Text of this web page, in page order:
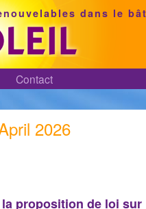
dans le
Contact
2026
la proposition de loi